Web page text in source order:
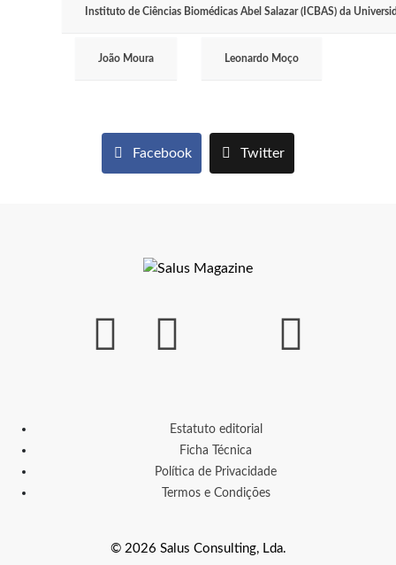
Instituto de Ciências Biomédicas Abel Salazar (ICBAS) da
João Moura Leonardo Moço
Facebook Twitter
Estatuto editorial
Ficha Técnica
Política de Privacidade
Termos e Condições
© 2026 Salus Consulting, Lda.